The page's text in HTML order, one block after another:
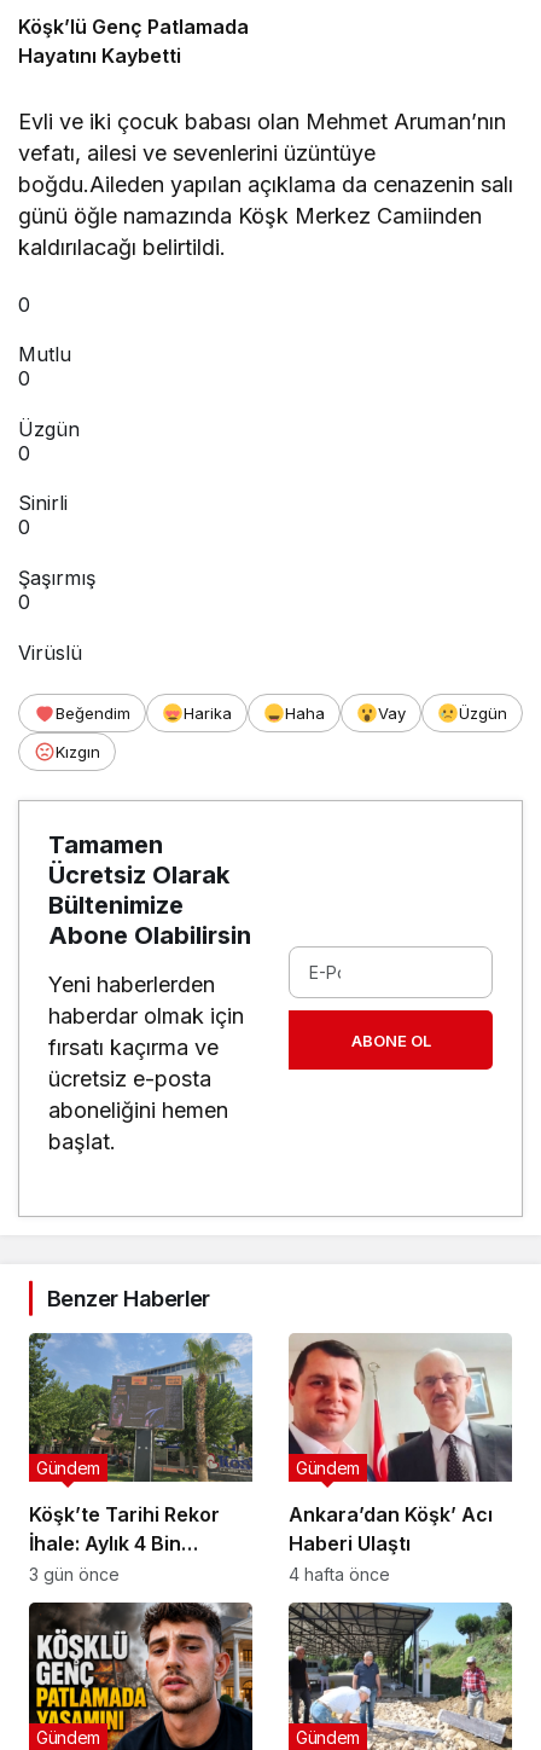
Köşk’lü Genç Patlamada
Hayatını Kaybetti
Evli ve iki çocuk babası olan Mehmet Aruman’nın
vefatı, ailesi ve sevenlerini üzüntüye
boğdu.Aileden yapılan açıklama da cenazenin salı
günü öğle namazında Köşk Merkez Camiinden
kaldırılacağı belirtildi.
0
Mutlu
0
Üzgün
0
Sinirli
0
Şaşırmış
0
Virüslü
Beğendim Harika Haha Vay
Üzgün
Kızgın
Tamamen
Ücretsiz Olarak
Bültenimize
Abone Olabilirsin
Yeni haberlerden
haberdar olmak için
fırsatı kaçırma ve
ücretsiz e-posta
aboneliğini hemen
başlat.
ABONE OL
Benzer Haberler
Köşk’te Tarihi Rekor
İhale: Aylık 4 Bin
Liradan Başladı, 251
Bin Lirada Bitti
Gündem
3 gün önce
Ankara’dan Köşk’ Acı
Haberi Ulaştı
Gündem
4 hafta önce
Gündem Gündem